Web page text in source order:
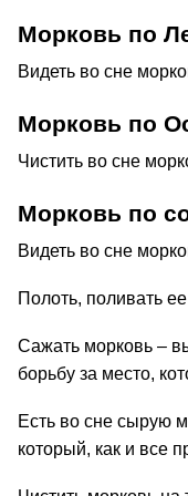
Морковь по
Видеть во сне
Морковь по
Чистить во сне
Морковь по
Видеть во сне
Полоть, поливать
Сажать морковь –
борьбу за место,
Есть во сне сырую
который, как и все